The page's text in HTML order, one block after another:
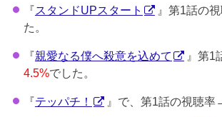
『スタンドUPスタート 』第1話の視
た。
『親愛なる僕へ殺意を込めて
』第1
4.5%でした。
『テッパチ！ 』で、第1話の視聴率